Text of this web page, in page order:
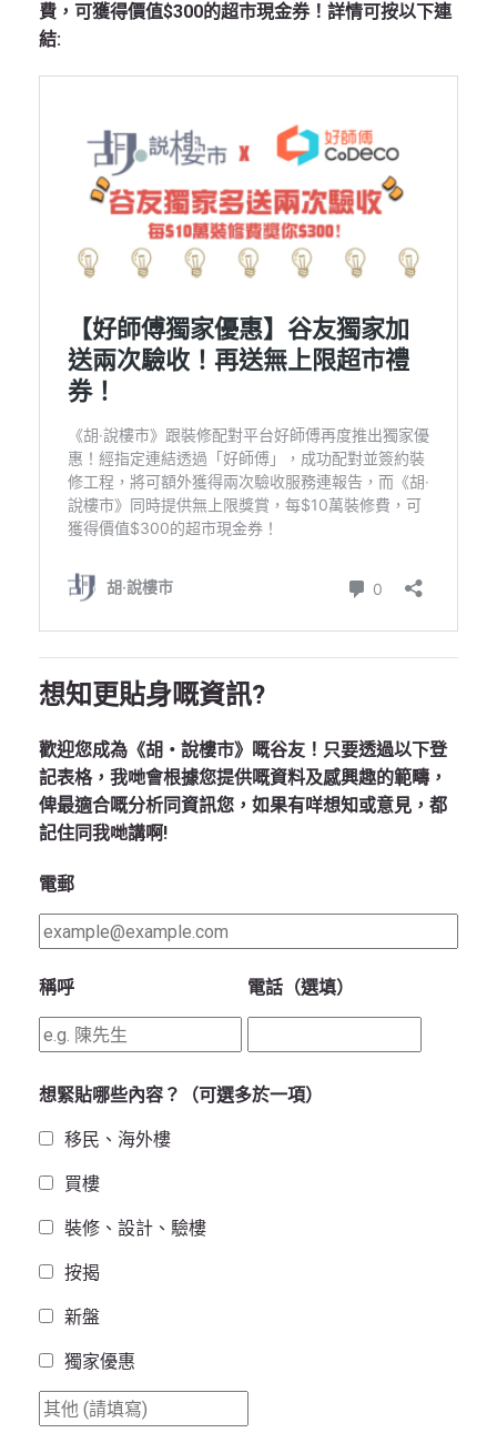
費，可獲得價值$300的超市現金券！詳情可按以下連
結:
想知更貼身嘅資訊?
歡迎您成為《胡‧說樓市》嘅谷友！只要透過以下登
記表格，我哋會根據您提供嘅資料及感興趣的範疇，
俾最適合嘅分析同資訊您，如果有咩想知或意見，都
記住同我哋講啊!
電郵
稱呼 電話（選填）
想緊貼哪些內容？（可選多於一項）
移民、海外樓
買樓
裝修、設計、驗樓
按揭
新盤
獨家優惠